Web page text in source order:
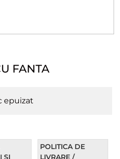
FANTA
epuizat
ȘI
POLITICA DE
LIVRARE /